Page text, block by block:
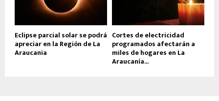
Eclipse parcial solar se podrá
apreciar en la Región de La
Araucania
Cortes de electricidad
programados afectarán a
miles de hogares en La
Araucanía...